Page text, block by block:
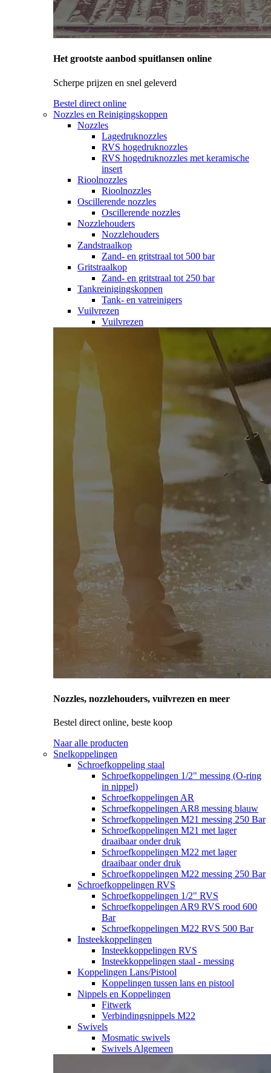
Het grootste aanbod spuitlansen online
Scherpe prijzen en snel geleverd
Bestel direct online
Nozzles en Reinigingskoppen
Nozzles
Lagedruknozzles
RVS hogedruknozzles
RVS hogedruknozzles met keramische
insert
Rioolnozzles
Rioolnozzles
Oscillerende nozzles
Oscillerende nozzles
Nozzlehouders
Nozzlehouders
Zandstraalkop
Zand- en gritstraal tot 500 bar
Gritstraalkop
Zand- en gritstraal tot 250 bar
Tankreinigingskoppen
Tank- en vatreinigers
Vuilvrezen
Vuilvrezen
Nozzles, nozzlehouders, vuilvrezen en meer
Bestel direct online, beste koop
Naar alle producten
Snelkoppelingen
Schroefkoppeling staal
Schroefkoppelingen 1/2" messing (O-ring
in nippel)
Schroefkoppelingen AR
Schroefkoppelingen AR8 messing blauw
Schroefkoppelingen M21 messing 250 Bar
Schroefkoppelingen M21 met lager
draaibaar onder druk
Schroefkoppelingen M22 met lager
draaibaar onder druk
Schroefkoppelingen M22 messing 250 Bar
Schroefkoppelingen RVS
Schroefkoppelingen 1/2" RVS
Schroefkoppelingen AR9 RVS rood 600
Bar
Schroefkoppelingen M22 RVS 500 Bar
Insteekkoppelingen
Insteekkoppelingen RVS
Insteekkoppelingen staal - messing
Koppelingen Lans/Pistool
Koppelingen tussen lans en pistool
Nippels en Koppelingen
Fitwerk
Verbindingsnippels M22
Swivels
Mosmatic swivels
Swivels Algemeen